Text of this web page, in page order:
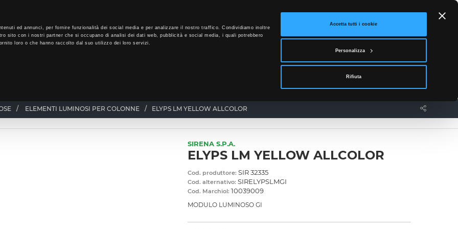
ed annunci, per fornire funzionalità dei social media e per analizzare il nostro traffico. Condividiamo inoltre
sito con i nostri partner che si occupano di analisi dei dati web, pubblicità e social media, i quali potrebbero
loro o che hanno raccolto dal suo utilizzo dei loro servizi.
Accetta tutti i cookie
Personalizza
Rifiuta
Accedi
News Contatti
/ ELEMENTI LUMINOSI PER COLONNE / ELYPS LM YELLOW ALLCOLOR
SIRENA S.P.A.
ELYPS LM YELLOW ALLCOLOR
Cod. produttore: SIR 32335
Cod. alternativo: SIRELYPSLMGI
Cod. Marchiol: 10039009
MODULO LUMINOSO GI